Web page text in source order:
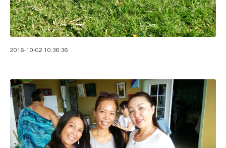
2016-10-02 10:36:36